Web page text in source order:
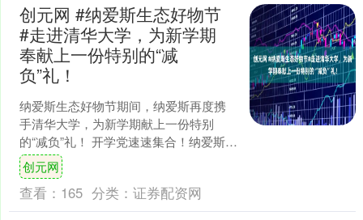
创元网 #纳爱斯生态好物节
#走进清华大学，为新学期
奉献上一份特别的“减
负”礼！
纳爱斯生态好物节期间，纳爱斯再度携
手清华大学，为新学期献上一份特别
的“减负”礼！ 开学党速速集合！纳爱斯生
态减负区，超能、雕牌、100年润发、纳
爱斯牙膏，都是你....
创元网
查看： 165 分类： 证券配资网